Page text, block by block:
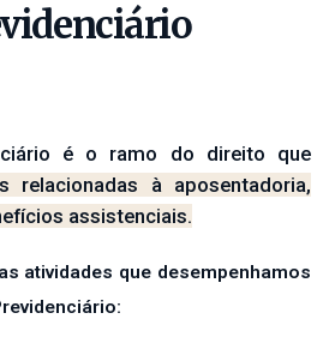
é o ramo do direito que
relacionadas à aposentadoria,
assistenciais.
atividades que desempenhamos